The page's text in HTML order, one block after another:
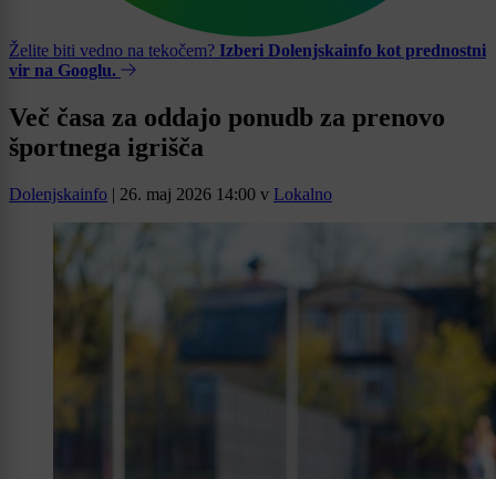
Želite biti vedno na tekočem? Izberi Dolenjskainfo kot prednostni
vir na Googlu.
Več časa za oddajo ponudb za prenovo
športnega igrišča
Dolenjskainfo | 26. maj 2026 14:00 v Lokalno